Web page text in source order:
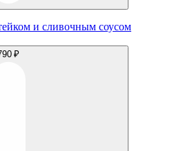
и сливочным соусом
₽